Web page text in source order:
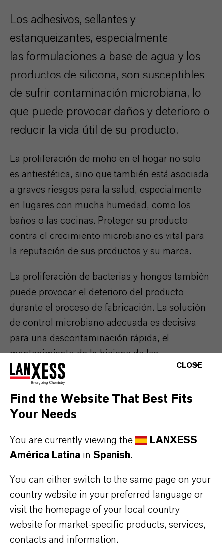
Los adhesivos, sellantes y
estanqueizantes, especialmente
las formulaciones a base de agua y los
productos de silicona, son susceptibles
de sufrir contaminación microbiana, lo
que puede provocar daños y deterioro o
reducir la vida útil de su producto.
La proliferación de moho en el hogar no solo
es antiestética, sino que también está asociada
a graves riesgos para la salud, especialmente
en lugares con mucha humedad, como los
baños o las cocinas. Proteger su producto
contra el crecimiento microbiano es vital para
la reputación de sus productos y su marca.
La proliferación de bacterias y hongos también
puede provocar el deterioro del producto
durante el proceso de fabricación. La solución
de control microbiano adecuada es decisiva
para una descontaminación rápida, el
mantenimiento de la higiene de las
instalaciones y la prevención de la propagación
de nuevas contaminaciones. No solo
ofrecemos los productos correctos, sino
también recomendaciones sobre buenas
en la resolución de problemas microbianos.
húmedo) puede ayudar a prevenir la
contaminación visible, los olores
desagradables, los cambios en el pH y la
viscosidad, o cualquier otra degradación
CLOSE
Find the Website That Best Fits
Your Needs
You are currently viewing the
LANXESS
América Latina in Spanish.
You can either switch to the same page on your
country website in your preferred language or
visit the homepage of your local country
website for market-specific products, services,
contacts and information.